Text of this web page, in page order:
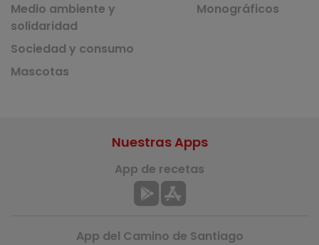
Medio ambiente y
solidaridad
Sociedad y consumo
Mascotas
Monográficos
Nuestras Apps
App de recetas
App del Camino de Santiago